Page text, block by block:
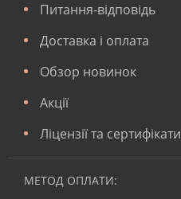
Питання-відповідь
Доставка і оплата
Обзор новинок
Акції
Ліцензії та сертифікати
МЕТОД ОПЛАТИ: